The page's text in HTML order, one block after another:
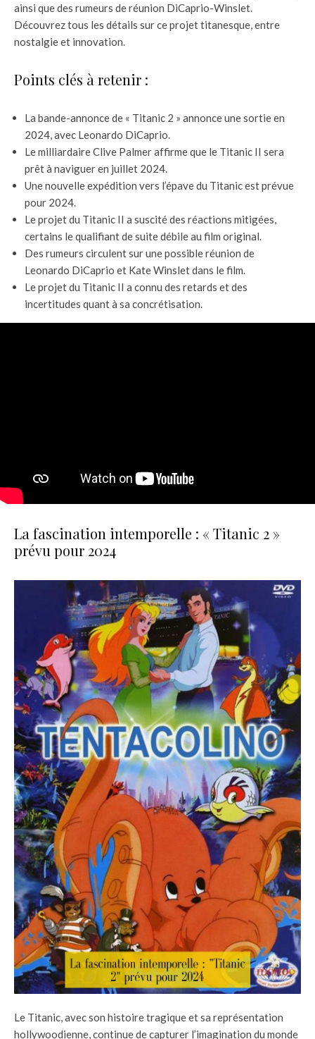
ainsi que des rumeurs de réunion DiCaprio-Winslet.
Découvrez tous les détails sur ce projet titanesque, entre
nostalgie et innovation.
Points clés à retenir :
La bande-annonce de « Titanic 2 » annonce une sortie en
2024, avec Leonardo DiCaprio.
Le milliardaire Clive Palmer affirme que le Titanic II sera
prêt à naviguer en juillet 2024.
Une nouvelle expédition vers l’épave du Titanic est prévue
pour 2024.
Le projet du Titanic II a suscité des réactions mitigées,
certains le qualifiant de suite débile au film original.
Des rumeurs circulent sur une possible réunion de
Leonardo DiCaprio et Kate Winslet dans le film.
Le projet du Titanic II a connu des retards et des
incertitudes quant à sa concrétisation.
La fascination intemporelle : « Titanic 2 »
prévu pour 2024
Le Titanic, avec son histoire tragique et sa représentation
hollywoodienne, continue de capturer l’imagination du monde